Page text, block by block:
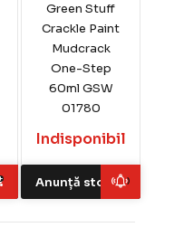
Green Stuff
Crackle Paint
Mudcrack
One-Step
60ml GSW
01780
Indisponibil
Anunță stoc